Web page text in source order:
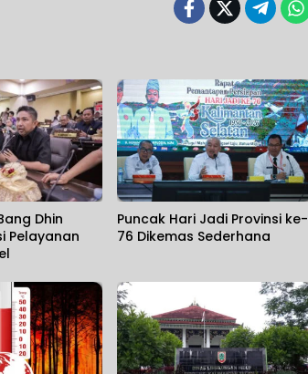
Dhin
Pelayanan
Puncak Hari Jadi Provinsi ke-
76 Dikemas Sederhana